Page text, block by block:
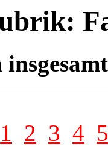
1 2 3 4 5